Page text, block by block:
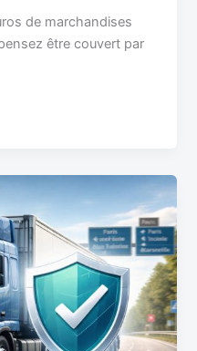
de marchandises
être couvert par